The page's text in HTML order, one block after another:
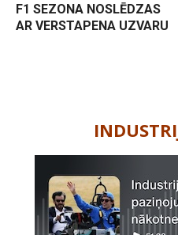
F1 SEZONA NOSLĒDZAS
AR VERSTAPENA UZVARU